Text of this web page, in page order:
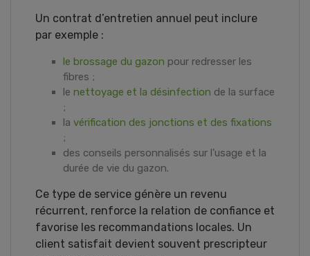
Un contrat d’entretien annuel peut inclure
par exemple :
le brossage du gazon pour redresser les
fibres ;
le nettoyage et la désinfection de la surface
;
la vérification des jonctions et des fixations
;
des conseils personnalisés sur l’usage et la
durée de vie du gazon.
Ce type de service génère un revenu
récurrent, renforce la relation de confiance et
favorise les recommandations locales. Un
client satisfait devient souvent prescripteur